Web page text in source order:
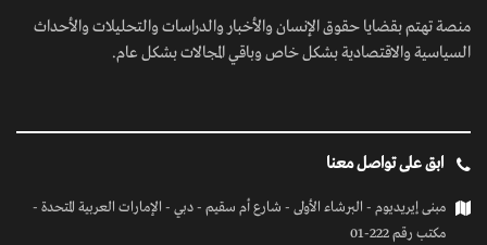
منصة تهتم بقضايا حقوق الإنسان والأخبار والدراسات والتحليلات والأحداث
السياسية والاقتصادية بشكل خاص وباقي المجالات بشكل عام.
ابق على تواصل معنا
مبنى إيريديوم - البرشاء الأولى - شارع أم سقيم - دبي - الإمارات العربية المتحدة -
مكتب رقم 222-01